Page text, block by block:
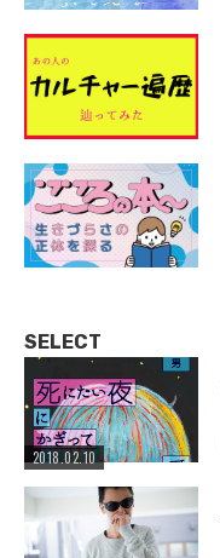
SELECT
2018.02.10